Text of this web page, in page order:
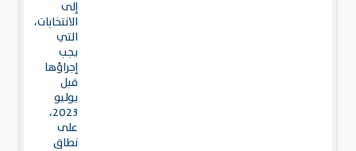
إلى
الانتخابات،
التي
يجب
إجراؤها
قبل
يوليو
2023،
على
نطاق